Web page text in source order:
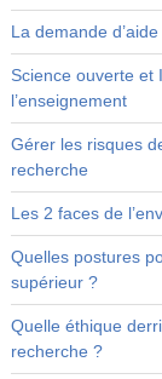
La demande
Science ouverte et
l’enseignement
Gérer les risques
recherche
Les 2 faces de
Quelles postures
supérieur ?
Quelle éthique
recherche ?